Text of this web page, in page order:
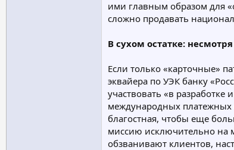
ими главным образом для
сложно продавать
В сухом остатке:
Если только «карточные»
эквайера по УЭК банку
участвовать «в
международных платежных
благостная, чтобы еще
миссию исключительно на
обзванивают клиентов,